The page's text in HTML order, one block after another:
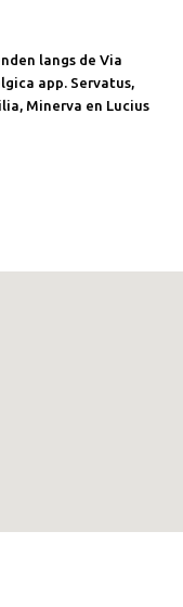
langs de Via
app. Servatus,
Minerva en Lucius